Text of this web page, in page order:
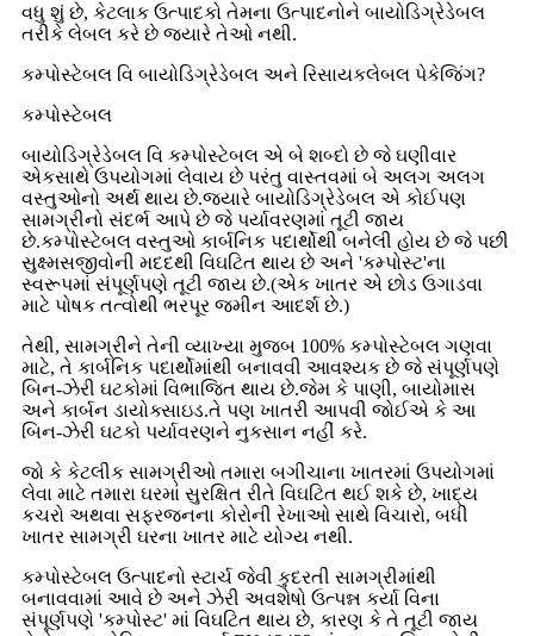
વધુ શું છે, કેટલાક ઉત્પાદકો તેમના ઉત્પાદનોને બાયોડિગ્રેડેબલ
તરીકે લેબલ કરે છે જ્યારે તેઓ નથી.
કમ્પોસ્ટેબલ વિ બાયોડિગ્રેડેબલ અને રિસાયકલેબલ પેકેજિંગ?
કમ્પોસ્ટેબલ
બાયોડિગ્રેડેબલ વિ કમ્પોસ્ટેબલ એ બે શબ્દો છે જે ઘણીવાર
એકસાથે ઉપયોગમાં લેવાય છે પરંતુ વાસ્તવમાં બે અલગ અલગ
વસ્તુઓનો અર્થ થાય છે.જ્યારે બાયોડિગ્રેડેબલ એ કોઈપણ
સામગ્રીનો સંદર્ભ આપે છે જે પર્યાવરણમાં તૂટી જાય
છે.કમ્પોસ્ટેબલ વસ્તુઓ કાર્બનિક પદાર્થોથી બનેલી હોય છે જે પછી
સુક્ષ્મસજીવોની મદદથી વિઘટિત થાય છે અને 'કમ્પોસ્ટ'ના
સ્વરૂપમાં સંપૂર્ણપણે તૂટી જાય છે.(એક ખાતર એ છોડ ઉગાડવા
માટે પોષક તત્વોથી ભરપૂર જમીન આદર્શ છે.)
તેથી, સામગ્રીને તેની વ્યાખ્યા મુજબ 100% કમ્પોસ્ટેબલ ગણવા
માટે, તે કાર્બનિક પદાર્થોમાંથી બનાવવી આવશ્યક છે જે સંપૂર્ણપણે
બિન-ઝેરી ઘટકોમાં વિભાજિત થાય છે.જેમ કે પાણી, બાયોમાસ
અને કાર્બન ડાયોક્સાઇડ.તે પણ ખાતરી આપવી જોઈએ કે આ
બિન-ઝેરી ઘટકો પર્યાવરણને નુકસાન નહીં કરે.
જો કે કેટલીક સામગ્રીઓ તમારા બગીચાના ખાતરમાં ઉપયોગમાં
લેવા માટે તમારા ઘરમાં સુરક્ષિત રીતે વિઘટિત થઈ શકે છે, ખાદ્ય
કચરો અથવા સફરજનના કોરોની રેખાઓ સાથે વિચારો, બધી
ખાતર સામગ્રી ઘરના ખાતર માટે યોગ્ય નથી.
કમ્પોસ્ટેબલ ઉત્પાદનો સ્ટાર્ચ જેવી કુદરતી સામગ્રીમાંથી
બનાવવામાં આવે છે અને ઝેરી અવશેષો ઉત્પન્ન કર્યા વિના
સંપૂર્ણપણે 'કમ્પોસ્ટ' માં વિઘટિત થાય છે, કારણ કે તે તૂટી જાય